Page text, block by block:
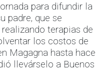
para difundir la
padre, que se
terapias de
los costos de
Magagna hasta hace
llevárselo a Buenos